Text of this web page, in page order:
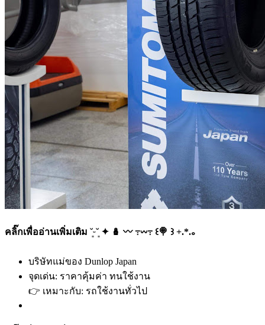
คลิ๊กเพื่ออ่านเพิ่มเติม ˘͈ᵕ˘͈ ✦ 🪆 〰️ ߹𖥦߹ ꒰🍭 ꒱ +.*.｡
บริษัทแม่ของ Dunlop Japan
จุดเด่น: ราคาคุ้มค่า ทนใช้งาน
👉 เหมาะกับ: รถใช้งานทั่วไป